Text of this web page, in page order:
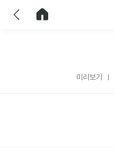
미리보기